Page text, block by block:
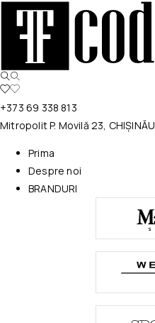
+373 69 338 813
Mitropolit P. Movilă 23, CHIȘINĂU
Prima
Despre noi
BRANDURI